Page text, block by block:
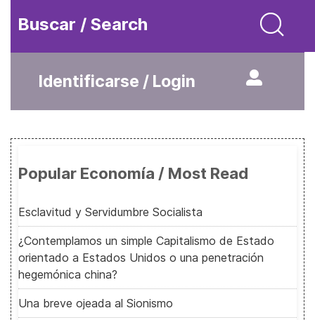
Buscar / Search
Identificarse / Login
Popular Economía / Most Read
Esclavitud y Servidumbre Socialista
¿Contemplamos un simple Capitalismo de Estado
orientado a Estados Unidos o una penetración
hegemónica china?
Una breve ojeada al Sionismo